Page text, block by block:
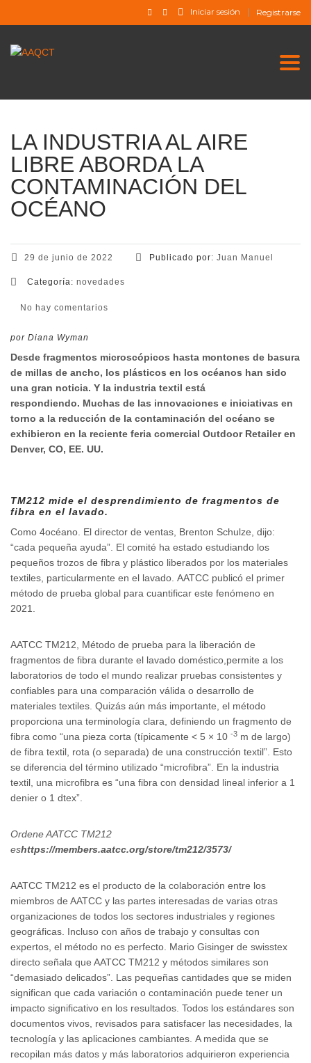
Iniciar sesión Registrarse
LA INDUSTRIA AL AIRE
LIBRE ABORDA LA
CONTAMINACIÓN DEL
OCÉANO
29 de junio de 2022 Publicado por: Juan Manuel
Categoría: novedades
No hay comentarios
por Diana Wyman
Desde fragmentos microscópicos hasta montones de basura
de millas de ancho, los plásticos en los océanos han sido
una gran noticia. Y la industria textil está
respondiendo. Muchas de las innovaciones e iniciativas en
torno a la reducción de la contaminación del océano se
exhibieron en la reciente feria comercial Outdoor Retailer en
Denver, CO, EE. UU.
TM212 mide el desprendimiento de fragmentos de
fibra en el lavado.
Como 4océano. El director de ventas, Brenton Schulze, dijo:
“cada pequeña ayuda”. El comité ha estado estudiando los
pequeños trozos de fibra y plástico liberados por los materiales
textiles, particularmente en el lavado. AATCC publicó el primer
método de prueba global para cuantificar este fenómeno en
2021.
AATCC TM212, Método de prueba para la liberación de
fragmentos de fibra durante el lavado doméstico,permite a los
laboratorios de todo el mundo realizar pruebas consistentes y
confiables para una comparación válida o desarrollo de
materiales textiles. Quizás aún más importante, el método
proporciona una terminología clara, definiendo un fragmento de
fibra como “una pieza corta (típicamente < 5 × 10 -3 m de largo)
de fibra textil, rota (o separada) de una construcción textil”. Esto
se diferencia del término utilizado “microfibra”. En la industria
textil, una microfibra es “una fibra con densidad lineal inferior a 1
denier o 1 dtex”.
Ordene AATCC TM212
eshttps://members.aatcc.org/store/tm212/3573/
AATCC TM212 es el producto de la colaboración entre los
miembros de AATCC y las partes interesadas de varias otras
organizaciones de todos los sectores industriales y regiones
geográficas. Incluso con años de trabajo y consultas con
expertos, el método no es perfecto. Mario Gisinger de swisstex
directo señala que AATCC TM212 y métodos similares son
“demasiado delicados”. Las pequeñas cantidades que se miden
significan que cada variación o contaminación puede tener un
impacto significativo en los resultados. Todos los estándares son
documentos vivos, revisados ​​para satisfacer las necesidades, la
tecnología y las aplicaciones cambiantes. A medida que se
recopilan más datos y más laboratorios adquirieron experiencia